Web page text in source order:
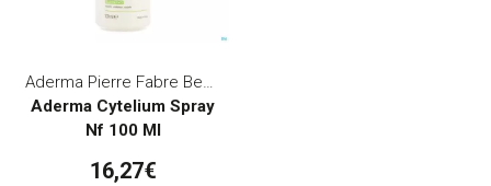
Aderma Pierre Fabre Benelux
Aderma Cytelium Spray
Nf 100 Ml
16,27€